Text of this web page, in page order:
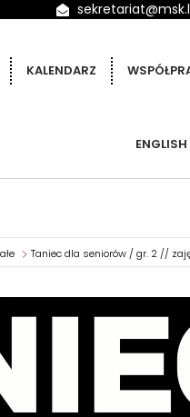
KALENDARZ
Taniec dla seniorów / gr. 2 //